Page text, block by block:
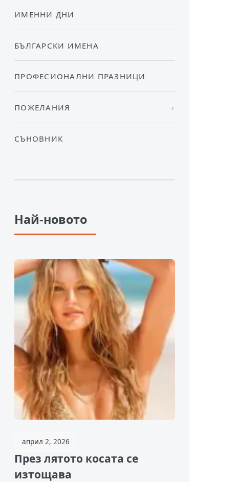
ИМЕННИ ДНИ
БЪЛГАРСКИ ИМЕНА
ПРОФЕСИОНАЛНИ ПРАЗНИЦИ
ПОЖЕЛАНИЯ
СЪНОВНИК
Най-новото
април 2, 2026
През лятото косата се
изтощава